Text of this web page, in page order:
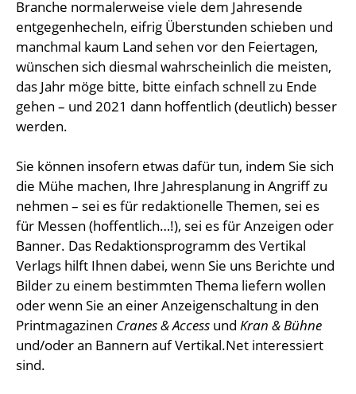
Branche normalerweise viele dem Jahresende
entgegenhecheln, eifrig Überstunden schieben und
manchmal kaum Land sehen vor den Feiertagen,
wünschen sich diesmal wahrscheinlich die meisten,
das Jahr möge bitte, bitte einfach schnell zu Ende
gehen – und 2021 dann hoffentlich (deutlich) besser
werden.
Sie können insofern etwas dafür tun, indem Sie sich
die Mühe machen, Ihre Jahresplanung in Angriff zu
nehmen – sei es für redaktionelle Themen, sei es
für Messen (hoffentlich…!), sei es für Anzeigen oder
Banner. Das Redaktionsprogramm des Vertikal
Verlags hilft Ihnen dabei, wenn Sie uns Berichte und
Bilder zu einem bestimmten Thema liefern wollen
oder wenn Sie an einer Anzeigenschaltung in den
Printmagazinen Cranes & Access und Kran & Bühne
und/oder an Bannern auf Vertikal.Net interessiert
sind.